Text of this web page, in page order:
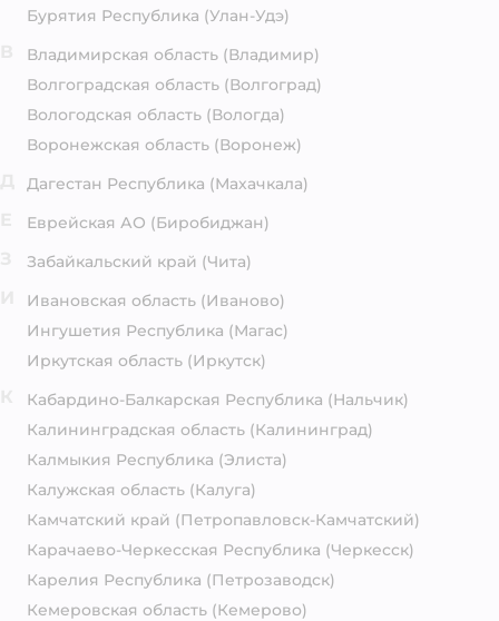
Бурятия Республика (Улан-Удэ)
Владимирская область (Владимир)
Волгоградская область (Волгоград)
Вологодская область (Вологда)
Воронежская область (Воронеж)
Дагестан Республика (Махачкала)
Еврейская АО (Биробиджан)
Забайкальский край (Чита)
Ивановская область (Иваново)
Ингушетия Республика (Магас)
Иркутская область (Иркутск)
Кабардино-Балкарская Республика (Нальчик)
Калининградская область (Калининград)
Калмыкия Республика (Элиста)
Калужская область (Калуга)
Камчатский край (Петропавловск-Камчатский)
Карачаево-Черкесская Республика (Черкесск)
Карелия Республика (Петрозаводск)
Кемеровская область (Кемерово)